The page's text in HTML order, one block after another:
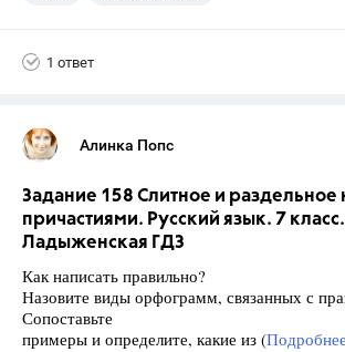
1 ответ
Алинка Попс
Задание 158 Слитное и раздельное
причастиями. Русский язык. 7
Ладыженская ГДЗ
Как написать правильно?
Назовите виды орфограмм, связанных с
Сопоставьте
примеры и определите, какие из (